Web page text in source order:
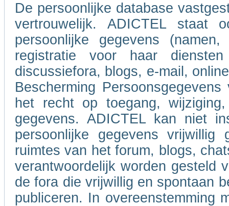
De persoonlijke database
vertrouwelijk. ADICTEL staat
persoonlijke gegevens
registratie voor haar
discussiefora, blogs, e-mail,
Bescherming
het recht op toegang,
gegevens. ADICTEL kan niet
persoonlijke gegevens
ruimtes van het forum, blogs,
verantwoordelijk worden gesteld
de fora die vrijwillig en spontaan
publiceren. In overeenstemming